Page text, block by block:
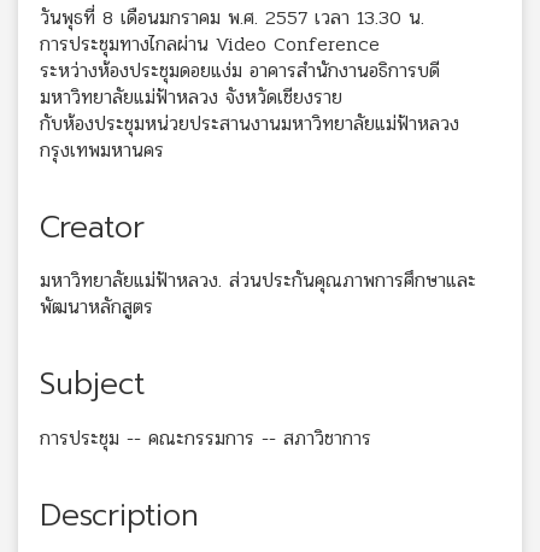
วันพุธที่ 8 เดือนมกราคม พ.ศ. 2557 เวลา 13.30 น.
การประชุมทางไกลผ่าน Video Conference
ระหว่างห้องประชุมดอยแง่ม อาคารสำนักงานอธิการบดี
มหาวิทยาลัยแม่ฟ้าหลวง จังหวัดเชียงราย
กับห้องประชุมหน่วยประสานงานมหาวิทยาลัยแม่ฟ้าหลวง
กรุงเทพมหานคร
Creator
มหาวิทยาลัยแม่ฟ้าหลวง. ส่วนประกันคุณภาพการศึกษาและ
พัฒนาหลักสูตร
Subject
การประชุม -- คณะกรรมการ -- สภาวิชาการ
Description